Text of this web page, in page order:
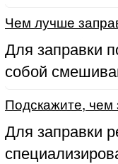
Чем лучше
Для заправки
собой
Подскажите, чем
Для заправки